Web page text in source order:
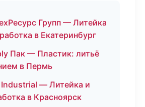
Групп — Литейка
в Екатеринбург
Пак — Пластик: литьё
в Пермь
— Литейка и
в Красноярск